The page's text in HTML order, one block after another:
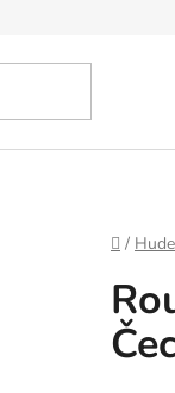
Domů
/